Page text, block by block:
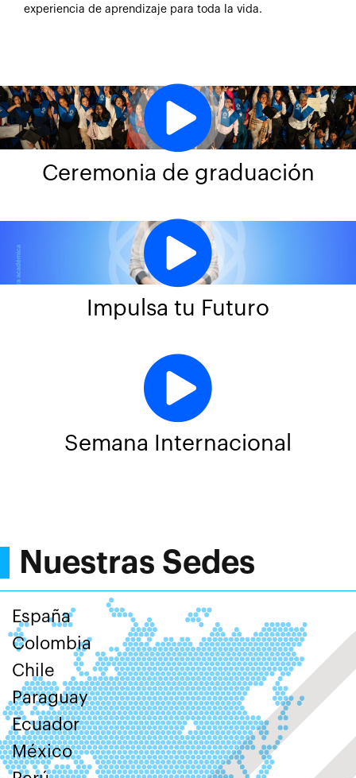
experiencia de aprendizaje para toda la vida.
Ceremonia de graduación
Impulsa tu Futuro
Semana Internacional
Nuestras Sedes
España
Colombia
Chile
Paraguay
Ecuador
México